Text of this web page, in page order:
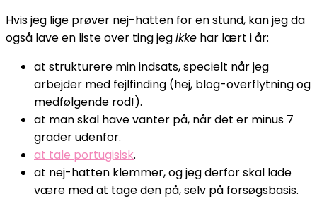
Hvis jeg lige prøver nej-hatten for en stund, kan jeg da
også lave en liste over ting jegikke har lært i år:
at strukturere min indsats, specielt når jeg
arbejder med fejlfinding (hej, blog-overflytning og
medfølgende rod!).
at man skal have vanter på, når det er minus 7
grader udenfor.
at tale portugisisk.
at nej-hatten klemmer, og jeg derfor skal lade
være med at tage den på, selv på forsøgsbasis.